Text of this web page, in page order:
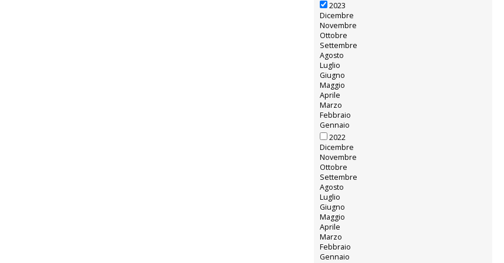
2023
Dicembre
Novembre
Ottobre
Settembre
Agosto
Luglio
Giugno
Maggio
Aprile
Marzo
Febbraio
Gennaio
2022
Dicembre
Novembre
Ottobre
Settembre
Agosto
Luglio
Giugno
Maggio
Aprile
Marzo
Febbraio
Gennaio